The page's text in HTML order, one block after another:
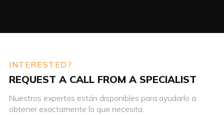
INTERESTED?
REQUEST A CALL FROM A SPECIALIST
Nuestros expertos están disponibles para ayudarlo a
obtener exactamente lo que necesita.